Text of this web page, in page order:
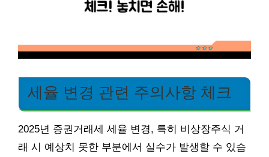
세율 변경 관련 주의사항 체크
2025년 증권거래세 세율 변경, 특히 비상장주식 거
래 시 예상치 못한 부분에서 실수가 발생할 수 있습